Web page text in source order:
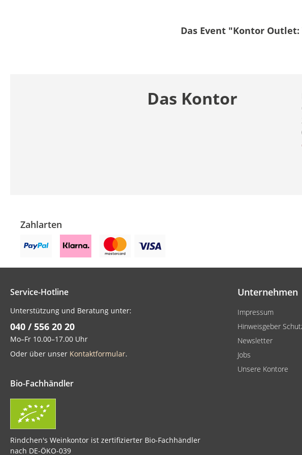
Das Event "Kontor Outlet:
Das Kontor
Zahlarten
Service-Hotline
Unterstützung und Beratung unter:
040 / 556 20 20
Mo–Fr 10.00–17.00 Uhr
Oder über unser Kontaktformular.
Bio-Fachhändler
Rindchen's Weinkontor ist zertifizierter Bio-Fachhändler
nach DE-ÖKO-039
Unternehmen
Impressum
Hinweisgeber
Newsletter
Jobs
Unsere Kontore